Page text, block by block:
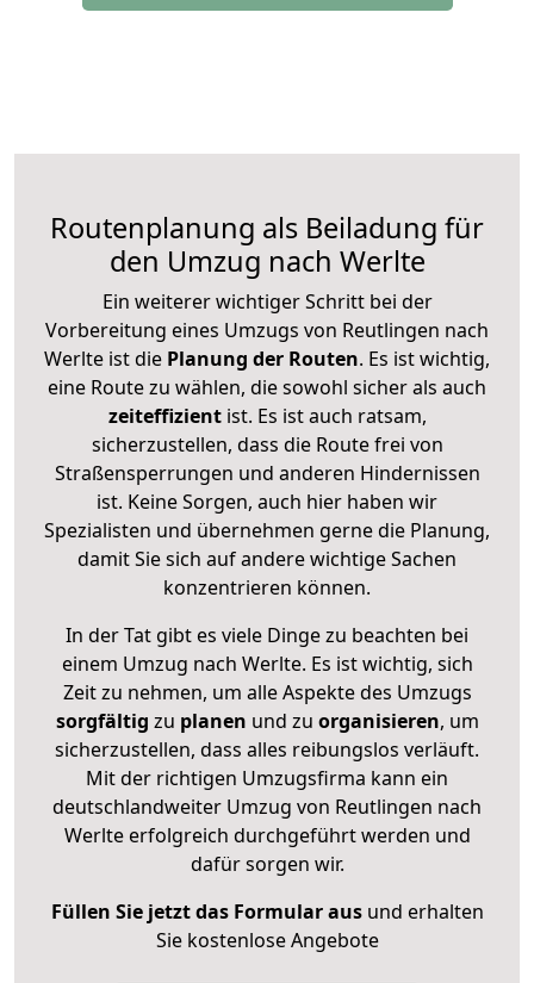
Routenplanung als Beiladung für
den Umzug nach Werlte
Ein weiterer wichtiger Schritt bei der
Vorbereitung eines Umzugs von Reutlingen nach
Werlte ist die Planung der Routen. Es ist wichtig,
eine Route zu wählen, die sowohl sicher als auch
zeiteffizientist. Es ist auch ratsam,
sicherzustellen, dass die Route frei von
Straßensperrungen und anderen Hindernissen
ist. Keine Sorgen, auch hier haben wir
Spezialisten und übernehmen gerne die Planung,
damit Sie sich auf andere wichtige Sachen
konzentrieren können.
In der Tat gibt es viele Dinge zu beachten bei
einem Umzug nach Werlte. Es ist wichtig, sich
Zeit zu nehmen, um alle Aspekte des Umzugs
sorgfältig zu planen und zu organisieren, um
sicherzustellen, dass alles reibungslos verläuft.
Mit der richtigen Umzugsfirma kann ein
deutschlandweiter Umzug von Reutlingen nach
Werlte erfolgreich durchgeführt werden und
dafür sorgen wir.
Füllen Sie jetzt das Formular ausund erhalten
Sie kostenlose Angebote